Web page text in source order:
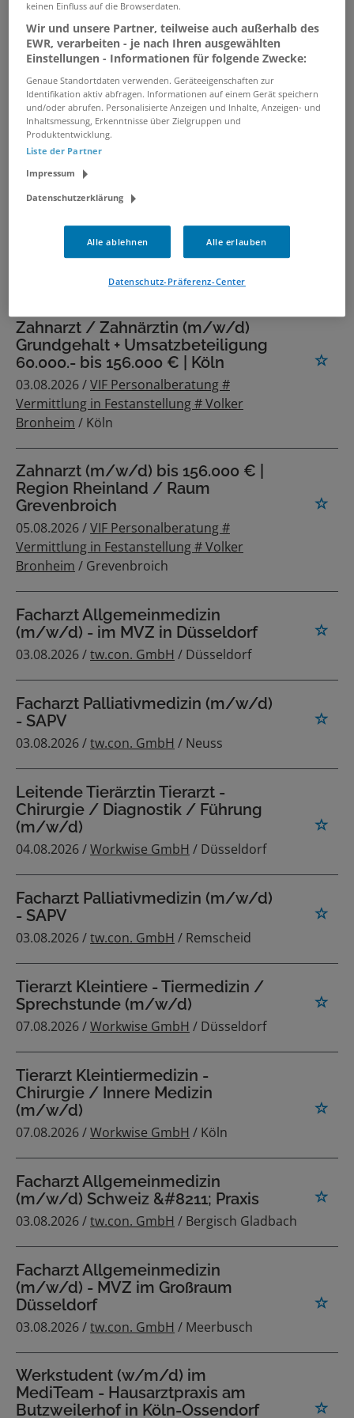
mit Home-Office
09.08.2026 /tw.con. GmbH/ Düsseldorf
Facharzt Kinder- und
Jugendpsychiatrie (m/w/d) - MVZ
mit Homeoffice
09.08.2026 /tw.con. GmbH
Zahnarzt (m/w/d) bis 156.000 € |
Region Düsseldorf / Rhein-Ruhr /
05.08.2026 /VIF Personalberatung #
Vermittlung in Festanstellung # Volker
/ Düsseldorf
Zahnarzt / Zahnärztin (m/w/d)
Grundgehalt + Umsatzbeteiligung
60.000.- bis 156.000 € | Köln
03.08.2026 /VIF Personalberatung #
Vermittlung in Festanstellung # Volker
Bronheim / Köln
Zahnarzt (m/w/d) bis 156.000 € |
Region Rheinland / Raum
Grevenbroich
05.08.2026 /VIF Personalberatung #
Vermittlung in Festanstellung # Volker
Bronheim / Grevenbroich
Facharzt Allgemeinmedizin
(m/w/d) - im MVZ in Düsseldorf
03.08.2026 /tw.con. GmbH / Düsseldorf
Facharzt Palliativmedizin (m/w/d)
- SAPV
03.08.2026 /tw.con. GmbH / Neuss
Leitende Tierärztin Tierarzt -
Chirurgie / Diagnostik / Führung
(m/w/d)
04.08.2026 /Workwise GmbH / Düsseldorf
Facharzt Palliativmedizin (m/w/d)
- SAPV
03.08.2026 /tw.con. GmbH / Remscheid
Tierarzt Kleintiere - Tiermedizin /
Sprechstunde (m/w/d)
07.08.2026 /Workwise GmbH / Düsseldorf
Tierarzt Kleintiermedizin -
Chirurgie / Innere Medizin
(m/w/d)
07.08.2026 /Workwise GmbH / Köln
Facharzt Allgemeinmedizin
(m/w/d) Schweiz &#8211; Praxis
03.08.2026 /tw.con. GmbH / Bergisch Gladbach
Facharzt Allgemeinmedizin
(m/w/d) - MVZ im Großraum
Düsseldorf
03.08.2026 /tw.con. GmbH / Meerbusch
Werkstudent (w/m/d) im
MediTeam - Hausarztpraxis am
Butzweilerhof in Köln-Ossendorf
keinen Einfluss auf die Browserdaten.
Wir und unsere Partner, teilweise auch außerhalb des
EWR, verarbeiten - je nach Ihren ausgewählten
Einstellungen - Informationen für folgende Zwecke:
Genaue Standortdaten verwenden. Geräteeigenschaften zur
Identifikation aktiv abfragen. Informationen auf einem Gerät speichern
und/oder abrufen. Personalisierte Anzeigen und Inhalte, Anzeigen- und
Inhaltsmessung, Erkenntnisse über Zielgruppen und
Produktentwicklung.
Liste der Partner
Impressum
Datenschutzerklärung
Alle ablehnen Alle erlauben
Datenschutz-Präferenz-Center